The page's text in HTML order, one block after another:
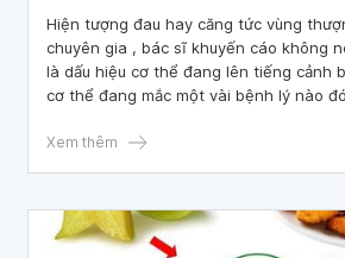
Hiện tượng đau hay căng tức vùng
chuyên gia , bác sĩ khuyến cáo không
là dấu hiệu cơ thể đang lên tiếng cảnh
cơ thể đang mắc một vài bệnh lý nào
Xem thêm